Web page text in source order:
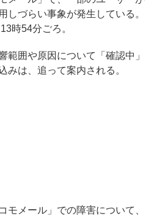
しづらい事象が発生している。
時54分ごろ。
囲や原因について「確認中」
みは、追って案内される。
メール」での障害について、